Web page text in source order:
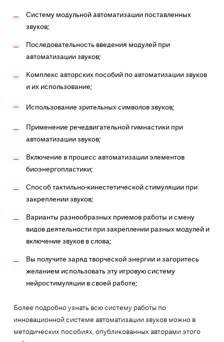
Систему модульной автоматизации поставленных
звуков;
Последовательность введения модулей при
автоматизации звуков;
Комплекс авторских пособий по автоматизации звуков
и их использование;
Использование зрительных символов звуков;
Применение речедвигательной гимнастики при
автоматизации звуков;
Включение в процесс автоматизации элементов
биоэнергопластики;
Способ тактильно-кинестетической стимуляции при
закреплении звуков;
Варианты разнообразных приемов работы и смену
видов деятельности при закреплении разных модулей и
включение звуков в слова;
Вы получите заряд творческой энергии и загоритесь
желанием использовать эту игровую систему
нейростимуляции в своей работе;
Более подробно узнать всю систему работы по
инновационной системе автоматизации звуков можно в
методических пособиях, опубликованных авторами этого